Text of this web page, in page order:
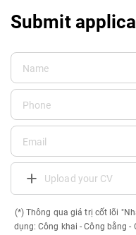
Submit
Upload your CV
(*) Thông qua giá trị cốt lõi
dụng: Công khai - Công bằng -